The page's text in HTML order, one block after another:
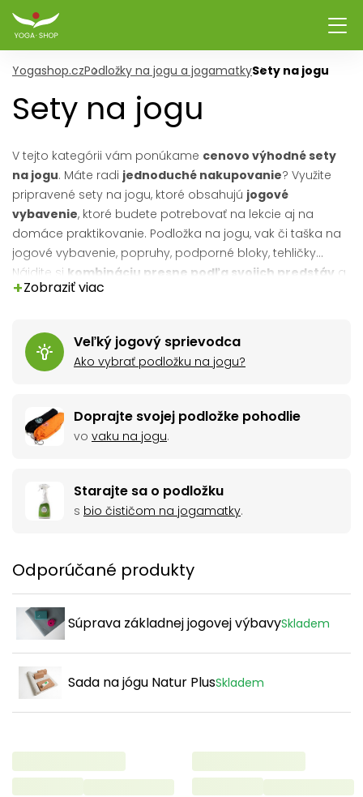
Yogashop.czPodložky na jogu a jogamatkySety na jogu
Sety na jogu
V tejto kategórii vám ponúkame cenovo výhodné sety
na jogu. Máte radi jednoduché nakupovanie? Využite
pripravené sety na jogu, ktoré obsahujú jogové
vybavenie, ktoré budete potrebovať na lekcie aj na
domáce praktikovanie. Podložka na jogu, vak či taška na
jogové vybavenie, popruhy, podporné bloky, tehličky...
Nájdite si kombináciu presne podľa svojich predstáv a
potrieb. Nenašli ste svoju obľúbenú farebnú kombináciu?
+Zobraziť viac
Veľký jogový sprievodca
Ako vybrať podložku na jogu?
Doprajte svojej podložke pohodlie
vo vaku na jogu.
Starajte sa o podložku
s bio čističom na jogamatky.
Odporúčané produkty
Súprava základnej jogovej výbavySkladem
Sada na jógu Natur PlusSkladem